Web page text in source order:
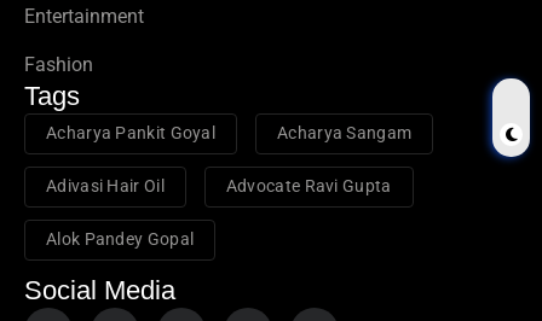
Entertainment
Fashion
Tags
Acharya Pankit Goyal Acharya Sangam
Adivasi Hair Oil Advocate Ravi Gupta
Alok Pandey Gopal
Social Media